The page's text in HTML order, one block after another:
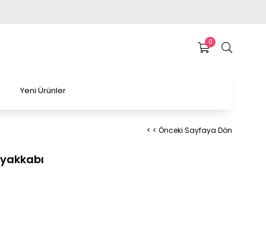
0
Yeni Ürünler
< < Önceki Sayfaya Dön